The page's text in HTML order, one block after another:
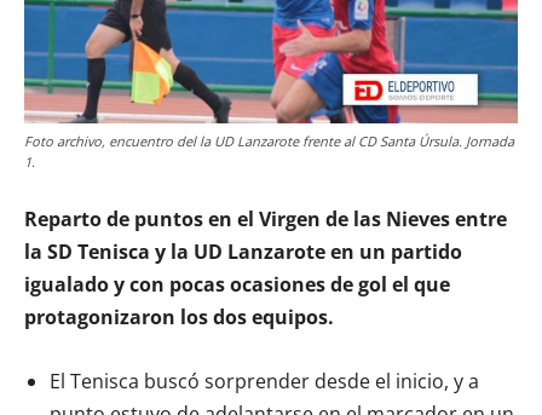
Foto archivo, encuentro del la UD Lanzarote frente al CD Santa Úrsula. Jornada
1.
Reparto de puntos en el Virgen de las Nieves entre
la SD Tenisca y la UD Lanzarote en un partido
igualado y con pocas ocasiones de gol el que
protagonizaron los dos equipos.
El Tenisca buscó sorprender desde el inicio, y a